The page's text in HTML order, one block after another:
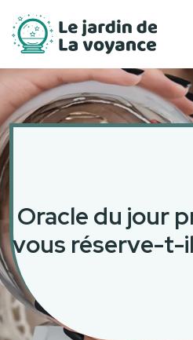
Oracle du jour
vous réserve-t-